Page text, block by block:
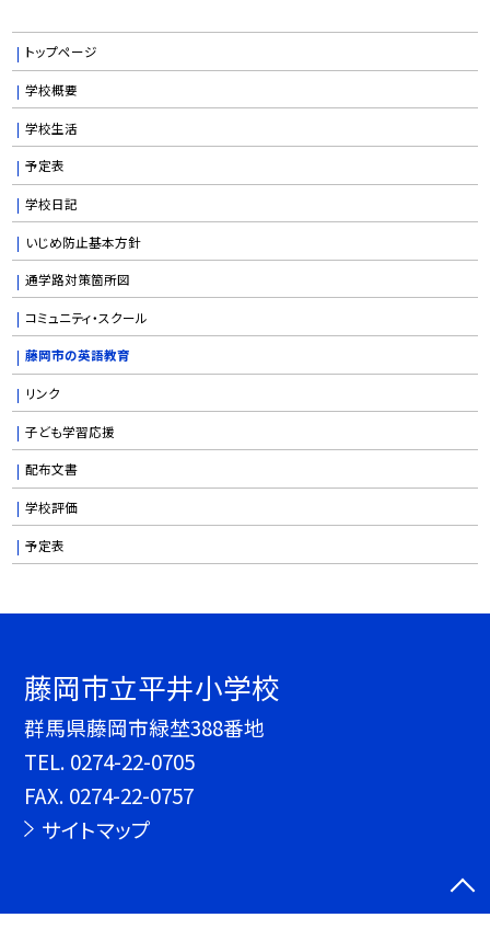
トップページ
学校概要
学校生活
予定表
学校日記
いじめ防止基本方針
通学路対策箇所図
コミュニティ・スクール
藤岡市の英語教育
リンク
子ども学習応援
配布文書
学校評価
予定表
藤岡市立平井小学校
群馬県藤岡市緑埜388番地
TEL. 0274-22-0705
FAX. 0274-22-0757
サイトマップ